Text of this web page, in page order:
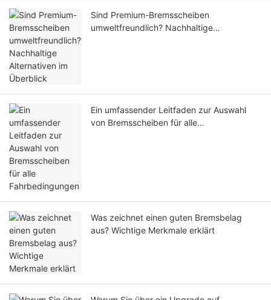
Sind Premium-Bremsscheiben
umweltfreundlich? Nachhaltige
Ein umfassender Leitfaden zur Auswahl
von Bremsscheiben für alle
Was zeichnet einen guten Bremsbelag
aus? Wichtige Merkmale erklärt